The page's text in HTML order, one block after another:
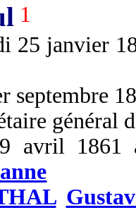
1
25 janvier
septembre
général
avril 1861